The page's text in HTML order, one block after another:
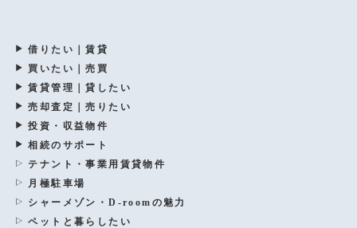
借りたい｜賃貸
買いたい｜売買
賃貸管理｜貸したい
売却査定｜売りたい
投資・収益物件
相続のサポート
テナント・事業用賃貸物件
月極駐車場
シャーメゾン・D-roomの魅力
ペットと暮らしたい